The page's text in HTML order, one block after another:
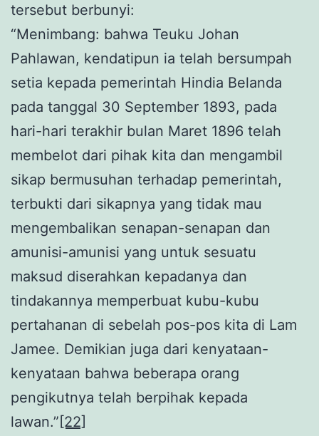
tersebut berbunyi:
“Menimbang: bahwa Teuku Johan
Pahlawan, kendatipun ia telah bersumpah
setia kepada pemerintah Hindia Belanda
pada tanggal 30 September 1893, pada
hari-hari terakhir bulan Maret 1896 telah
membelot dari pihak kita dan mengambil
sikap bermusuhan terhadap pemerintah,
terbukti dari sikapnya yang tidak mau
mengembalikan senapan-senapan dan
amunisi-amunisi yang untuk sesuatu
maksud diserahkan kepadanya dan
tindakannya memperbuat kubu-kubu
pertahanan di sebelah pos-pos kita di Lam
Jamee. Demikian juga dari kenyataan-
kenyataan bahwa beberapa orang
pengikutnya telah berpihak kepada
lawan.” [22]